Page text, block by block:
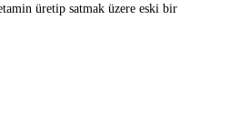
üretip satmak üzere eski bir